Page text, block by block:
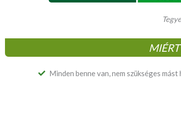
Minden benne van, nem szükséges mást